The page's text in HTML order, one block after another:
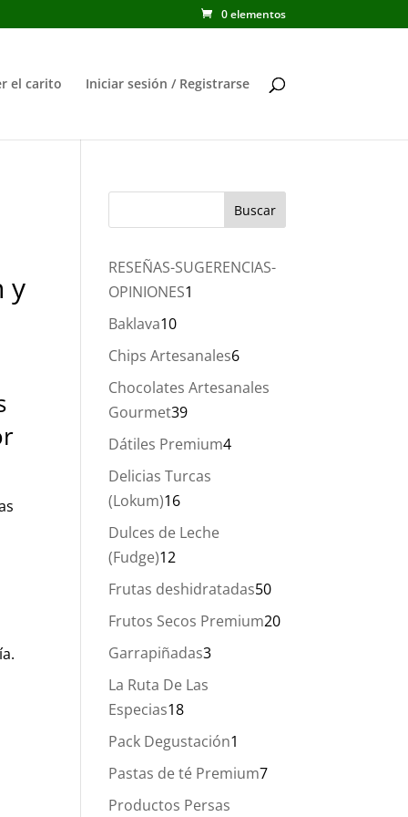
0 elementos
el carito Iniciar sesión / Registrarse
y
RESEÑAS-SUGERENCIAS-
OPINIONES1
Baklava1010
productos
Chips Artesanales66
productos
Chocolates Artesanales
Gourmet3939
productos
Dátiles Premium44
Delicias Turcas
(Lokum)1616
productos
Dulces de Leche
(Fudge)12
productos
Frutas deshidratadas5050
productos
Frutos Secos Premium2020
Garrapiñadas33
La Ruta De Las
Especias1818
productos
Pack Degustación1
producto
Pastas de té Premium77
Productos Persas